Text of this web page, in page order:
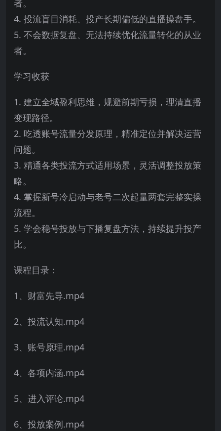
者。
4. 投流盲目消耗、投产长期偏低的直播操盘手。
5. 不会数据复盘、无法持续优化流量转化的从业
者。
学习收获
1. 建立全域盈利思维，规避前期亏损，理清直播
变现路径。
2. 吃透账号流量分发原理，精准定位并解决运营
问题。
3. 精通各类投流方式适用场景，灵活调整投放策
略。
4. 掌握新号冷启动与老号二次起量两套完整实操
流程。
5. 学会稳号投放与下播复盘方法，持续提升投产
比。
课程目录：
1、财富先导.mp4
2、投流认知.mp4
3、账号原理.mp4
4、各项内涵.mp4
5、进入评论.mp4
6、投放案例.mp4